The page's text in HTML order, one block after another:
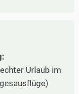
Urlaub im